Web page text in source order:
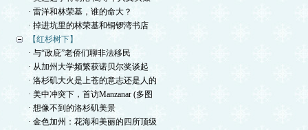
· 雷洋和林荣基，谁的命大？
· 掉进坑里的林荣基和铜锣湾书店
【红杉树下】
· 与“政庇”老侨们聊非法移民
· 从加州大学频繁获诺贝尔奖谈起
· 洛杉矶大火是上苍的意志还是人的
· 美中冲突下，首访Manzanar (多图
· 想像不到的洛杉矶美景
· 金色加州：花海和美丽的四所顶级